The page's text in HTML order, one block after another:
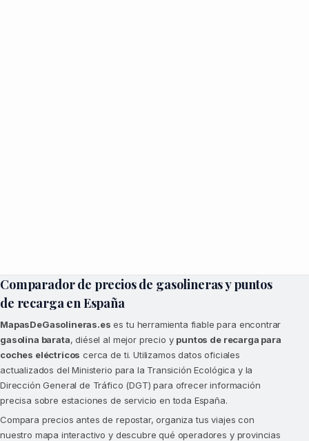
Comparador de precios de gasolineras y puntos
de recarga en España
MapasDeGasolineras.es es tu herramienta fiable para encontrar
gasolina barata, diésel al mejor precio y puntos de recarga para
coches eléctricos cerca de ti. Utilizamos datos oficiales
actualizados del Ministerio para la Transición Ecológica y la
Dirección General de Tráfico (DGT) para ofrecer información
precisa sobre estaciones de servicio en toda España.
Compara precios antes de repostar, organiza tus viajes con
nuestro mapa interactivo y descubre qué operadores y provincias